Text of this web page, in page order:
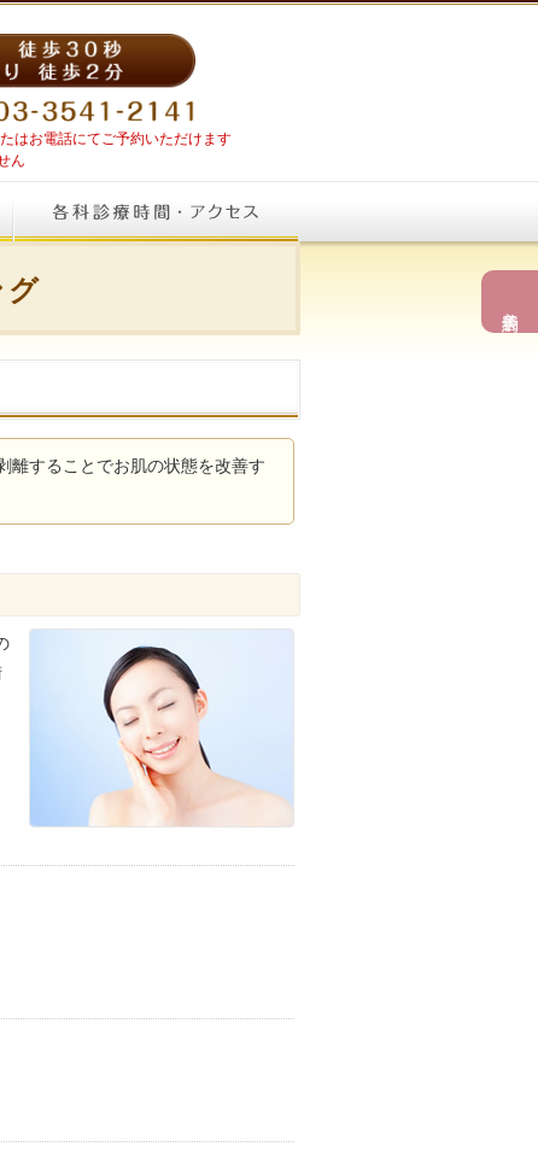
はお電話にてご予約いただけます
ん
グ
離することでお肌の状態を改善す